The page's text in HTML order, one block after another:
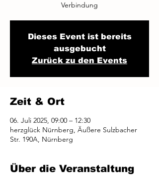
Verbindung
Dieses Event ist bereits
ausgebucht
Zurück zu den Events
Zeit & Ort
06. Juli 2025, 09:00 – 12:30
herzglück Nürnberg, Äußere Sulzbacher
Str. 190A, Nürnberg
Über die Veranstaltung